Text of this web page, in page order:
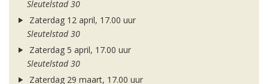
Sleutelstad 30
Zaterdag 12 april, 17.00 uur
Sleutelstad 30
Zaterdag 5 april, 17.00 uur
Sleutelstad 30
Zaterdag 29 maart, 17.00 uur